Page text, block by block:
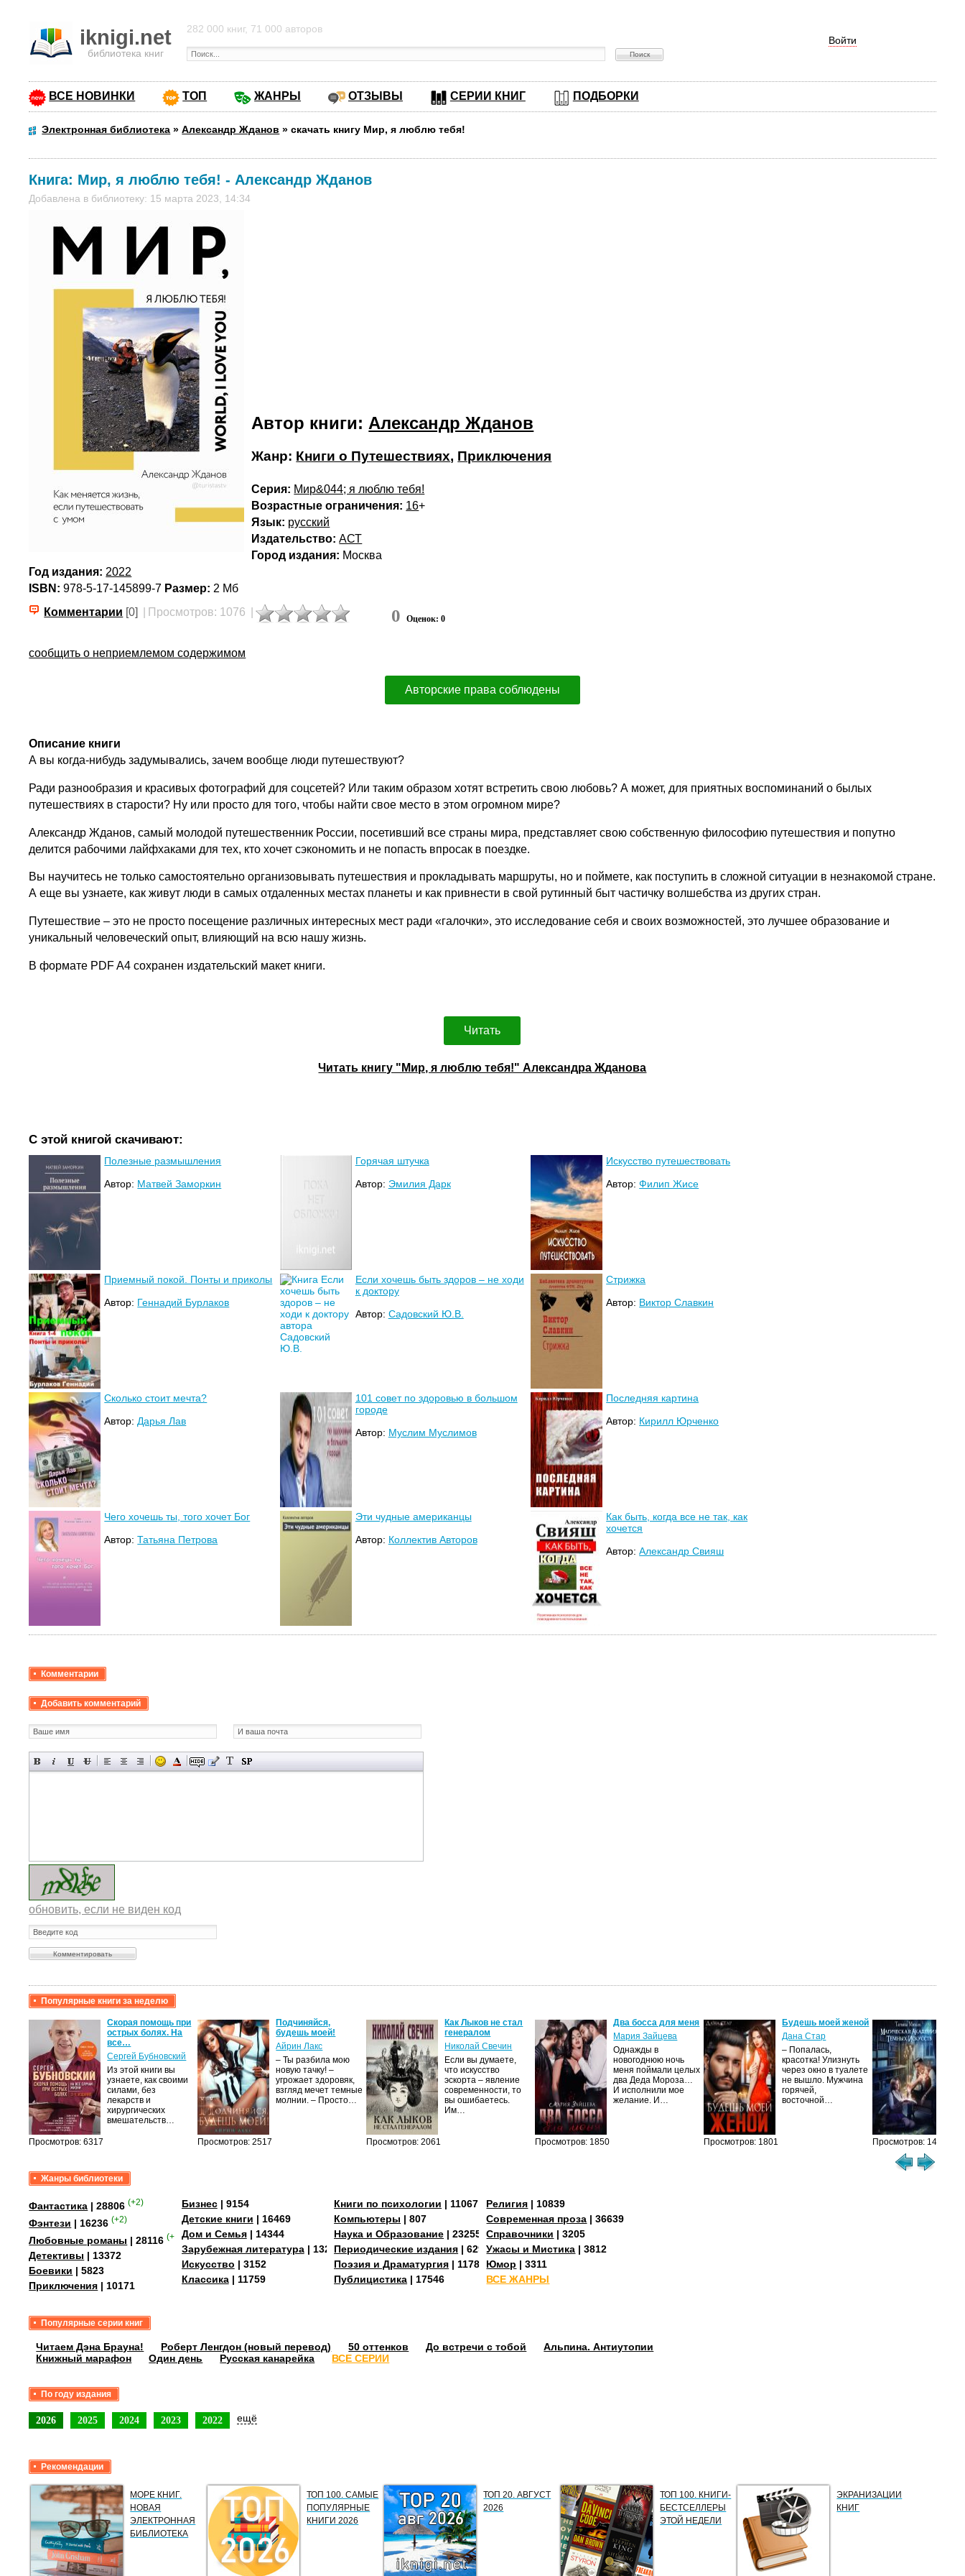
iknigi.net
библиотека книг
Войти
282 000 книг, 71 000 авторов
ВСЕ НОВИНКИ ТОП ЖАНРЫ ОТЗЫВЫ СЕРИИ КНИГ ПОДБОРКИ
Электронная библиотека »Александр Жданов »скачать книгу Мир, я люблю тебя!
Книга: Мир, я люблю тебя! - Александр Жданов
Добавлена в библиотеку: 15 марта 2023, 14:34
Автор книги: Александр Жданов
Жанр: Книги о Путешествиях, Приключения
Серия: Мир&044; я люблю тебя!
Возрастные ограничения: 16+
Язык: русский
Издательство: АСТ
Город издания: Москва
Год издания: 2022
ISBN: 978-5-17-145899-7 Размер: 2 Мб
Комментарии [0] Просмотров: 1076 0 Оценок: 0
сообщить о неприемлемом содержимом
Авторские права соблюдены
Описание книги
А вы когда-нибудь задумывались, зачем вообще люди путешествуют?
Ради разнообразия и красивых фотографий для соцсетей? Или таким образом хотят встретить свою любовь? А может, для приятных воспоминаний о былых
путешествиях в старости? Ну или просто для того, чтобы найти свое место в этом огромном мире?
Александр Жданов, самый молодой путешественник России, посетивший все страны мира, представляет свою собственную философию путешествия и попутно
делится рабочими лайфхаками для тех, кто хочет сэкономить и не попасть впросак в поездке.
Вы научитесь не только самостоятельно организовывать путешествия и прокладывать маршруты, но и поймете, как поступить в сложной ситуации в незнакомой стране.
А еще вы узнаете, как живут люди в самых отдаленных местах планеты и как привнести в свой рутинный быт частичку волшебства из других стран.
Путешествие – это не просто посещение различных интересных мест ради «галочки», это исследование себя и своих возможностей, это лучшее образование и
уникальный человеческий опыт, влияющий на всю нашу жизнь.
В формате PDF A4 сохранен издательский макет книги.
Читать
Читать книгу "Мир, я люблю тебя!" Александра Жданова
С этой книгой скачивают:
Полезные размышления
Автор: Матвей Заморкин
Горячая штучка
Автор: Эмилия Дарк
Искусство путешествовать
Автор:Филип Жисе
Приемный покой. Понты и приколы
Автор: Геннадий Бурлаков
Если хочешь быть здоров – не ходи
к доктору
Автор: Садовский Ю.В.
Стрижка
Автор: Виктор Славкин
Сколько стоит мечта?
Автор: Дарья Лав
101 совет по здоровью в большом
городе
Автор: Муслим Муслимов
Последняя картина
Автор: Кирилл Юрченко
Чего хочешь ты, того хочет Бог
Автор:Татьяна Петрова
Эти чудные американцы
Автор: Коллектив Авторов
Как быть, когда все не так, как
хочется
Автор:Александр Свияш
Комментарии
Добавить комментарий
обновить, если не виден код
Популярные книги за неделю
Просмотров: 6317
Скорая помощь при
острых болях. На
все…
Сергей Бубновский
Из этой книги вы
узнаете, как своими
силами, без
лекарств и
хирургических
вмешательств…
Просмотров: 2517
Подчиняйся,
будешь моей!
Айрин Лакс
– Ты разбила мою
новую тачку! –
угрожает здоровяк,
взгляд мечет темные
молнии. – Просто…
Просмотров: 2061
Как Лыков не стал
генералом
Николай Свечин
Если вы думаете,
что искусство
эскорта – явление
современности, то
вы ошибаетесь.
Им…
Просмотров: 1850
Два босса для меня
Мария Зайцева
Однажды в
новогоднюю ночь
меня поймали целых
два Деда Мороза…
И исполнили мое
желание. И…
Просмотров: 1801
Будешь моей женой
Дана Стар
– Попалась,
красотка! Улизнуть
через окно в туалете
не вышло. Мужчина
горячей,
восточной…
Просмотров: 1463
Жанры библиотеки
Фантастика | 28806 (+2)
Фэнтези | 16236 (+2)
Любовные романы | 28116 (+4)
Детективы | 13372
Боевики | 5823
Приключения | 10171
Бизнес| 9154
Детские книги | 16469
Дом и Семья| 14344
Зарубежная литература| 13273
Искусство | 3152
Классика| 11759
Книги по психологии | 11067
Компьютеры | 807
Наука и Образование | 23255
Периодические издания | 629
Поэзия и Драматургия | 11784
Публицистика | 17546
Религия | 10839
Современная проза | 36639
Справочники | 3205
Ужасы и Мистика | 3812
Юмор | 3311
ВСЕ ЖАНРЫ
Популярные серии книг
Читаем Дэна Брауна! Роберт Ленгдон (новый перевод) 50 оттенков До встречи с тобой
Альпина. Антиутопии
Книжный марафон
Один день Русская канарейка ВСЕ СЕРИИ
По году издания
2026 2025 2024 2023 2022 ещё
Рекомендации
МОРЕ КНИГ.
НОВАЯ
ЭЛЕКТРОННАЯ
БИБЛИОТЕКА
ТОП 100. САМЫЕ
ПОПУЛЯРНЫЕ
КНИГИ 2026
ТОП 20. АВГУСТ
2026
ТОП 100. КНИГИ-
БЕСТСЕЛЛЕРЫ
ЭТОЙ НЕДЕЛИ
ЭКРАНИЗАЦИИ
КНИГ